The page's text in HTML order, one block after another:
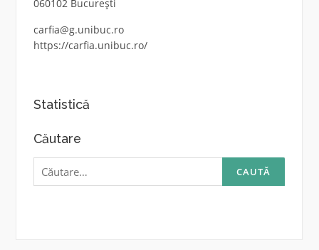
060102 București
carfia@g.unibuc.ro
https://carfia.unibuc.ro/
Statistică
Căutare
Caută
după: